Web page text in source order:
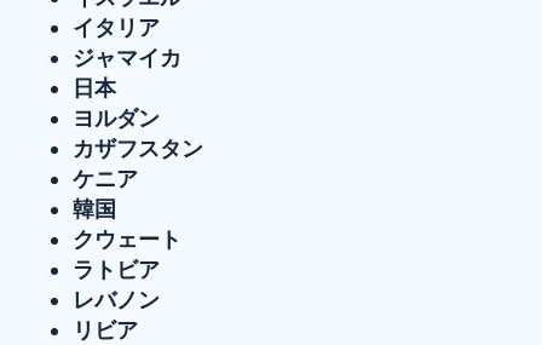
イタリア
ジャマイカ
日本
ヨルダン
カザフスタン
ケニア
韓国
クウェート
ラトビア
レバノン
リビア